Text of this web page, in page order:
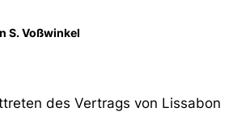
S. Voßwinkel
des Vertrags von Lissabon